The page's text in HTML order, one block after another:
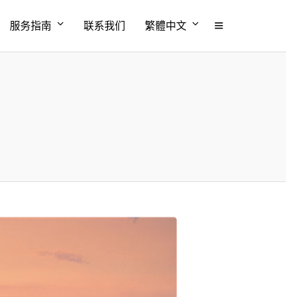
服务指南 联系我们 繁體中文